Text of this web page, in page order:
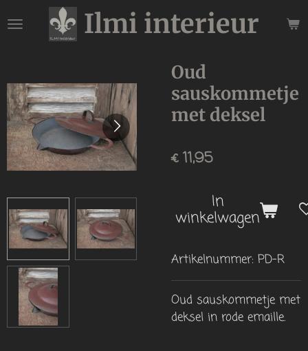
direct
hoofdinhoud
Ilmi interieur
Oud
sauskommetje
met deksel
€ 11,95
In
winkelwagen
Artikelnummer: PD-R
Oud sauskommetje met
deksel in rode emaille.